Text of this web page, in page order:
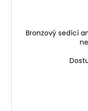
Bronzový sedící